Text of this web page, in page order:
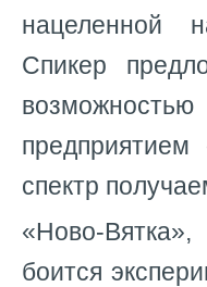
нацеленной
Спикер
спектр
«Ново-
боится